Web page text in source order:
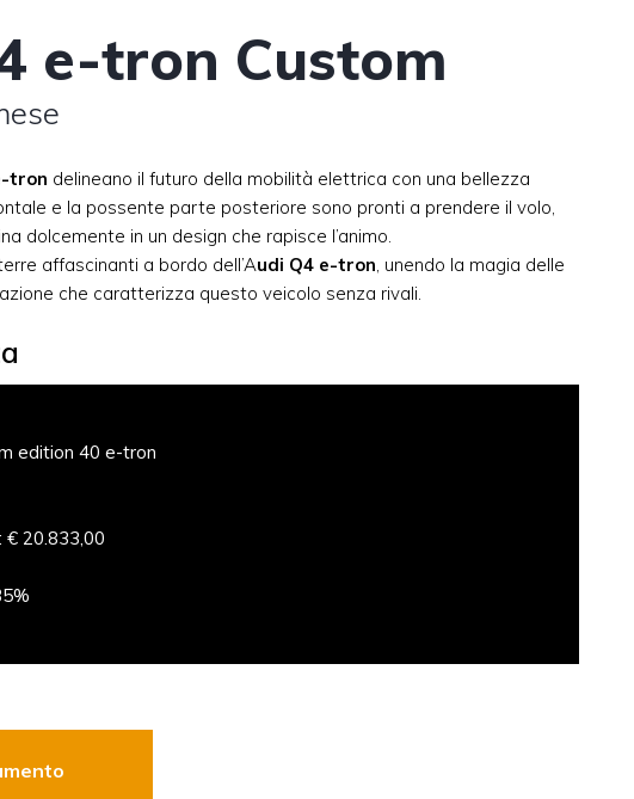
e-tron Custom
tron delineano il futuro della mobilità elettrica con una bellezza
e la possente parte posteriore sono pronti a prendere il volo,
dolcemente in un design che rapisce l’animo.
affascinanti a bordo dell’Audi Q4 e-tron, unendo la magia delle
che caratterizza questo veicolo senza rivali.
edition 40 e-tron
€ 20.833,00